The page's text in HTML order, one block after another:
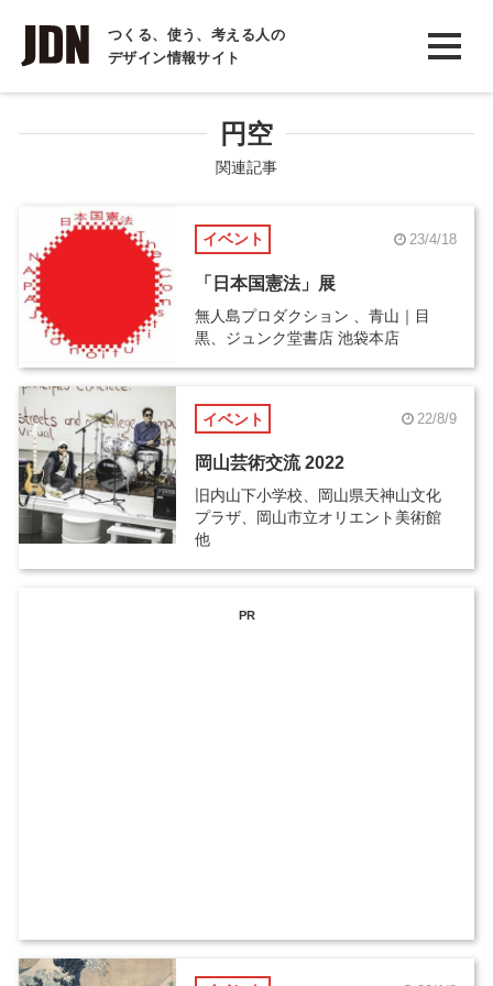
つくる、使う、考える人の
デザイン情報サイト
INTERVIEW
インタビュー
COLUMN
円空
関連記事
イベント 23/4/18
「日本国憲法」展
無人島プロダクション 、青山｜目
黒、ジュンク堂書店 池袋本店
イベント 22/8/9
岡山芸術交流 2022
旧内山下小学校、岡山県天神山文化
プラザ、岡山市立オリエント美術館
他
PR